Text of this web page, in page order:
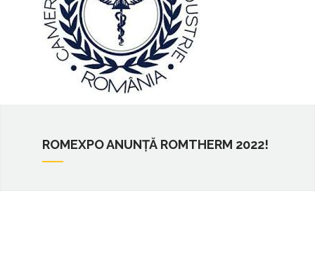
ROMEXPO ANUNȚĂ ROMTHERM 2022!